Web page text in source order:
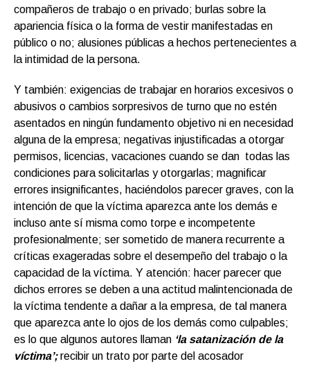
compañeros de trabajo o en privado; burlas sobre la
apariencia física o la forma de vestir manifestadas en
público o no; alusiones públicas a hechos pertenecientes a
la intimidad de la persona.
Y también: exigencias de trabajar en horarios excesivos o
abusivos o cambios sorpresivos de turno que no estén
asentados en ningún fundamento objetivo ni en necesidad
alguna de la empresa; negativas injustificadas a otorgar
permisos, licencias, vacaciones cuando se dan todas las
condiciones para solicitarlas y otorgarlas; magnificar
errores insignificantes, haciéndolos parecer graves, con la
intención de que la víctima aparezca ante los demás e
incluso ante sí misma como torpe e incompetente
profesionalmente; ser sometido de manera recurrente a
críticas exageradas sobre el desempeño del trabajo o la
capacidad de la víctima. Y atención: hacer parecer que
dichos errores se deben a una actitud malintencionada de
la víctima tendente a dañar a la empresa, de tal manera
que aparezca ante lo ojos de los demás como culpables;
es lo que algunos autores llaman ‘la satanización de la
víctima’;recibir un trato por parte del acosador